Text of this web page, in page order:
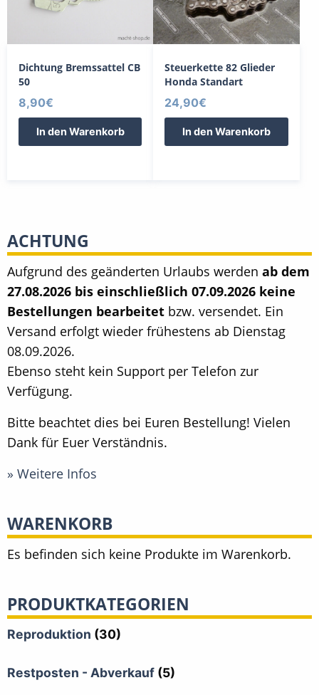
Dichtung Bremssattel CB
50
8,90€
In den Warenkorb
Steuerkette 82 Glieder
Honda Standart
24,90€
In den Warenkorb
ACHTUNG
Aufgrund des geänderten Urlaubs werden ab dem
27.08.2026 bis einschließlich 07.09.2026 keine
Bestellungen bearbeitet bzw. versendet. Ein
Versand erfolgt wieder frühestens ab Dienstag
08.09.2026.
Ebenso steht kein Support per Telefon zur
Verfügung.
Bitte beachtet dies bei Euren Bestellung! Vielen
Dank für Euer Verständnis.
» Weitere Infos
WARENKORB
Es befinden sich keine Produkte im Warenkorb.
PRODUKTKATEGORIEN
Reproduktion (30)
Restposten - Abverkauf (5)